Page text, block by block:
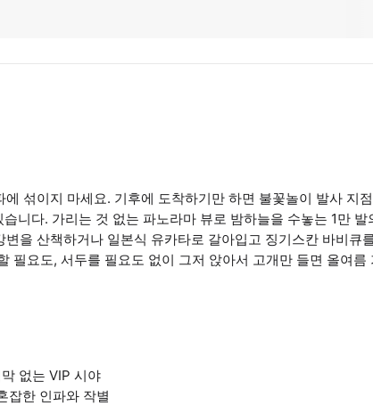
섞이지 마세요. 기후에 도착하기만 하면 불꽃놀이 발사 지
니다. 가리는 것 없는 파노라마 뷰로 밤하늘을 수놓는 1만 발
을 산책하거나 일본식 유카타로 갈아입고 징기스칸 바비큐
필요도, 서두를 필요도 없이 그저 앉아서 고개만 들면 올여름
없는 VIP 시야
잡한 인파와 작별